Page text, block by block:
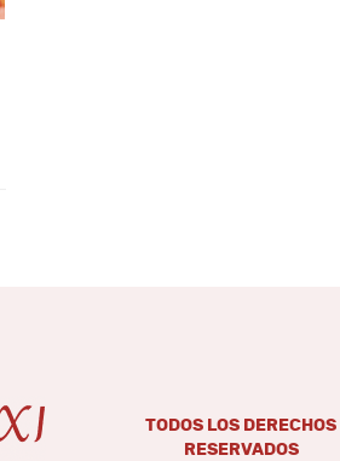
TODOS LOS DERECHOS
RESERVADOS